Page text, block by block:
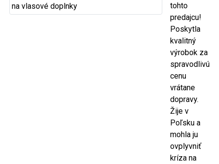
tohto
predajcu!
Poskytla
kvalitný
výrobok za
spravodlivú
cenu
vrátane
dopravy.
Žije v
Poľsku a
mohla ju
ovplyvniť
kríza na